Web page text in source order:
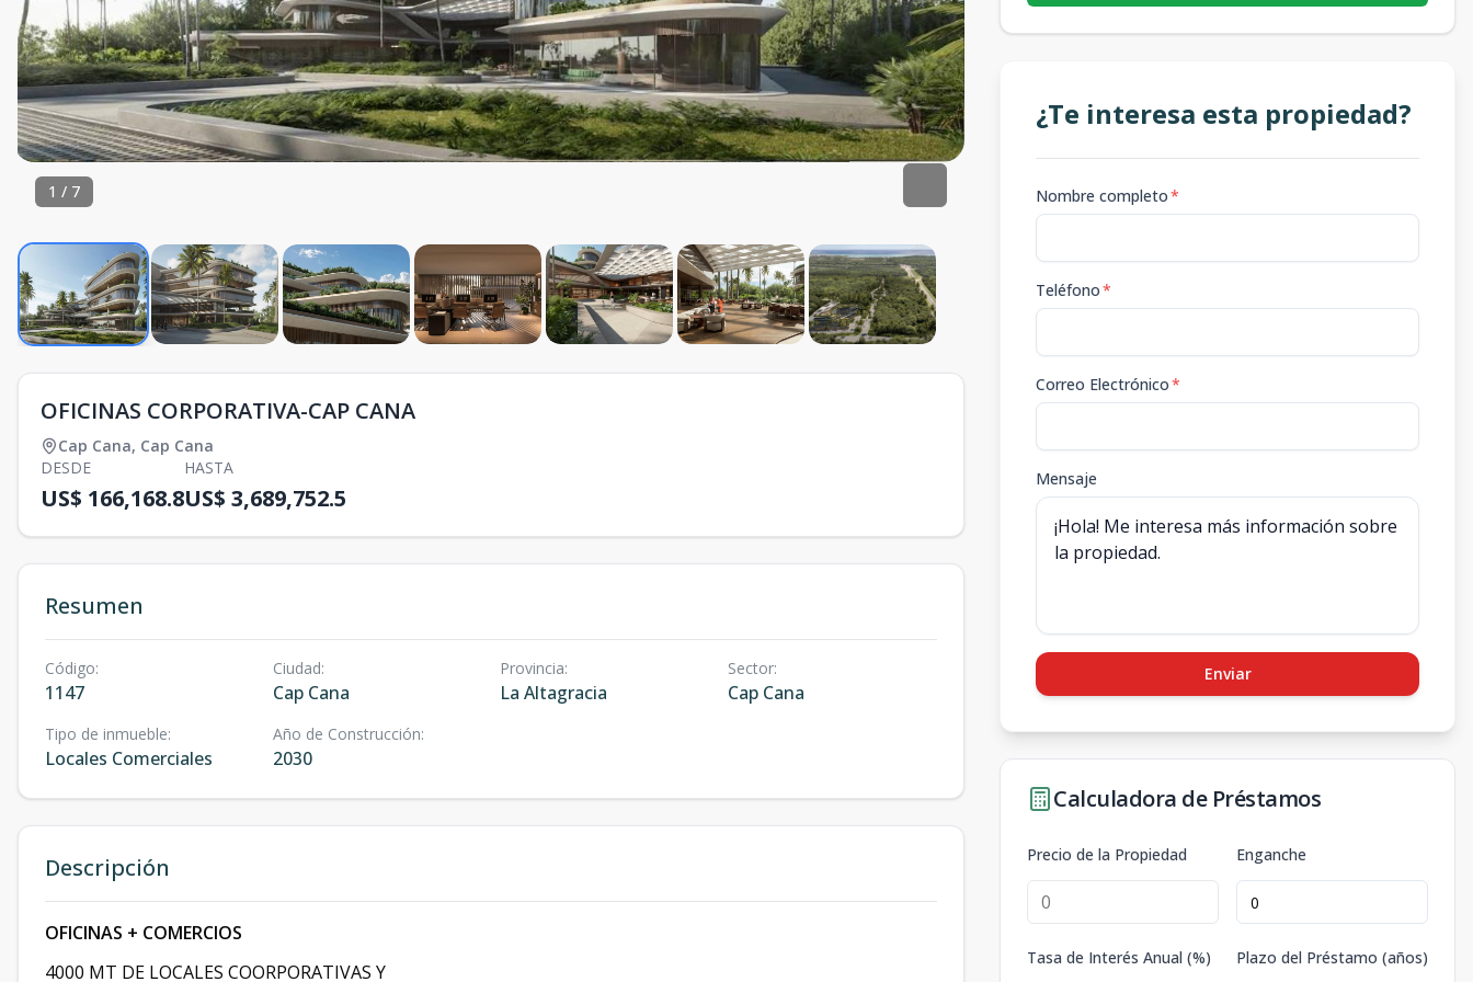
1 / 7
OFICINAS CORPORATIVA-CAP CANA
Cap Cana, Cap Cana
DESDE
US$ 166,168.8
HASTA
US$ 3,689,752.5
Resumen
Código:
1147
Ciudad:
Cap Cana
Provincia:
La Altagracia
Sector:
Cap Cana
Tipo de inmueble:
Locales Comerciales
Año de Construcción:
2030
Descripción
OFICINAS + COMERCIOS
4000 MT DE LOCALES COORPORATIVAS Y
¿Te interesa esta propiedad?
Nombre completo*
Teléfono*
Correo Electrónico*
Mensaje
Enviar
Calculadora de Préstamos
Precio de la Propiedad Enganche
Tasa de Interés Anual (%) Plazo del Préstamo (años)